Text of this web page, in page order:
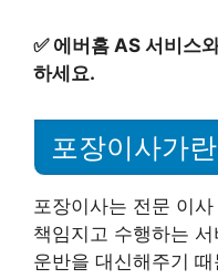
✅ 에버홈 AS 서비스
하세요.
포장이사가
포장이사는 전문 이
책임지고 수행하는
운반을 대신해주기